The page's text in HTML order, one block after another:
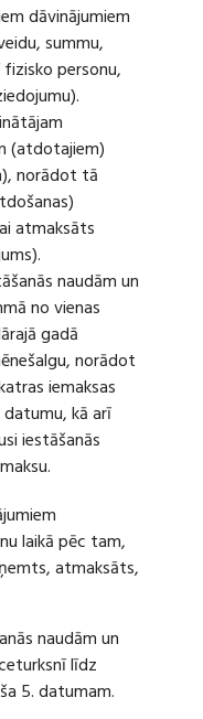
dāvinājumiem
summu,
personu,
(atdotajiem)
norādot tā
atmaksāts
naudām un
no vienas
gadā
norādot
iemaksas
kā arī
iestāšanās
laikā pēc tam,
atmaksāts,
naudām un
līdz
5. datumam.